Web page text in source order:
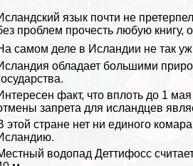
язык почти не
проблем прочесть любую книгу,
самом деле в Исландии не так
обладает большими
факт, что вплоть до 1
запрета для исландцев
этой стране нет ни единого комара
водопад Деттифосс